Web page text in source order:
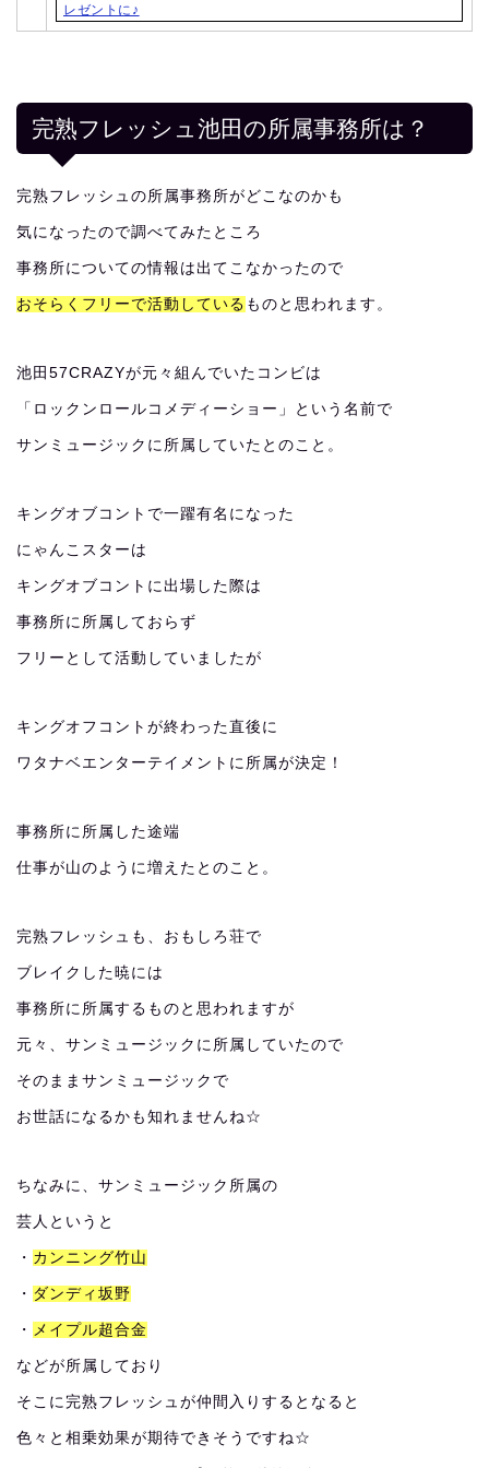
レゼントに♪
完熟フレッシュ池田の所属事務所は？
完熟フレッシュの所属事務所がどこなのかも
気になったので調べてみたところ
事務所についての情報は出てこなかったので
おそらくフリーで活動している ものと思われます。
池田57CRAZYが元々組んでいたコンビは
「ロックンロールコメディーショー」という名前で
サンミュージックに所属していたとのこと。
キングオブコントで一躍有名になった
にゃんこスターは
キングオブコントに出場した際は
事務所に所属しておらず
フリーとして活動していましたが
キングオフコントが終わった直後に
ワタナベエンターテイメントに所属が決定！
事務所に所属した途端
仕事が山のように増えたとのこと。
完熟フレッシュも、おもしろ荘で
ブレイクした暁には
事務所に所属するものと思われますが
元々、サンミュージックに所属していたので
そのままサンミュージックで
お世話になるかも知れませんね☆
ちなみに、サンミュージック所属の
芸人というと
・ カンニング竹山
・ ダンディ坂野
・ メイプル超合金
などが所属しており
そこに完熟フレッシュが仲間入りするとなると
色々と相乗効果が期待できそうですね☆